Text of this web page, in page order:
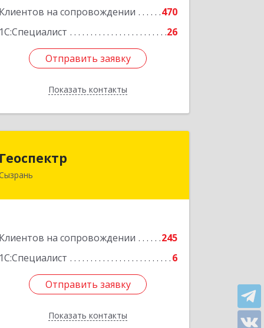
Клиентов на сопровождении
470
1С:Специалист
26
Отправить заявку
Показать контакты
Отправить заявку
Назад
Геоспектр
Клиентов на сопровождении
245
1С:Специалист
6
Отправить заявку
Показать контакты
446001, Самарская обл, Сызрань г,
Отправить заявку
Назад